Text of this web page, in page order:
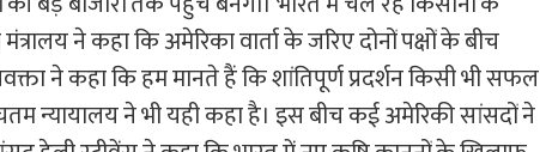
ने कहा कि अमेरिका वार्ता के जरिए दोनों पक्षों के बीच
ने कहा कि हम मानते हैं कि शांतिपूर्ण प्रदर्शन किसी भी सफल
न्यायालय ने भी यही कहा है। इस बीच कई अमेरिकी सांसदों ने